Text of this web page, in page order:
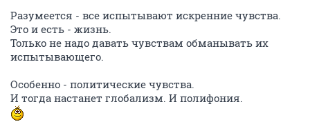
Разумеется - все испытывают искренние чувства.
Это и есть - жизнь.
Только не надо давать чувствам обманывать их
испытывающего.
Особенно - политические чувства.
И тогда настанет глобализм. И полифония.